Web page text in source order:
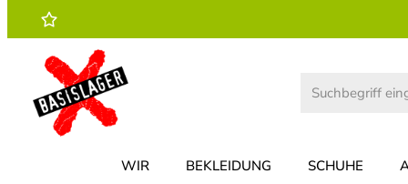
Hauptinhalt springen
Zur Suche springen
Zur Hauptnavigation springen
WIR BEKLEIDUNG SCHUHE